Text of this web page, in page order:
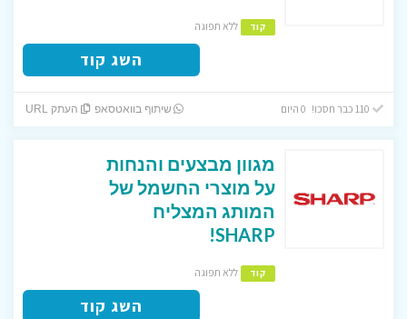
קוד ללא תפוגה
השג קוד
שיתוף בוואטסאפ העתק URL
מגוון מבצעים והנחות
על מוצרי החשמל של
המותג המצליח
SHARP!
קוד ללא תפוגה
השג קוד